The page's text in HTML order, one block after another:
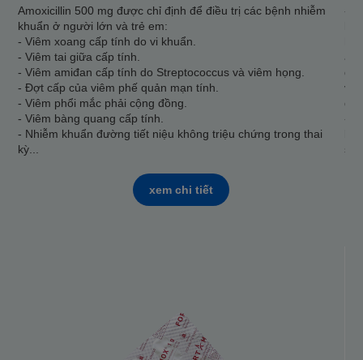
Amoxicillin 500 mg được chỉ định để điều trị các bệnh nhiễm
khuẩn ở người lớn và trẻ em:
- Viêm xoang cấp tính do vi khuẩn.
- Viêm tai giữa cấp tính.
- Viêm amiđan cấp tính do Streptococcus và viêm họng.
- Đợt cấp của viêm phế quản mạn tính.
- Viêm phổi mắc phải cộng đồng.
- Viêm bàng quang cấp tính.
- Nhiễm khuẩn đường tiết niệu không triệu chứng trong thai
kỳ...
xem chi tiết
-
do
do
-